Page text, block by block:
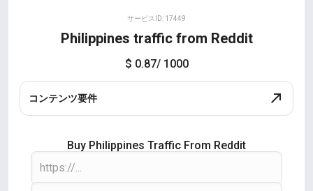
サービスID: 17449
Philippines traffic from Reddit
$ 0.87/ 1000
コンテンツ要件
Buy Philippines Traffic From Reddit